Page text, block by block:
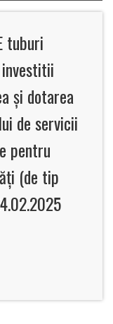
tuburi
și dotarea
de servicii
pentru
(de tip